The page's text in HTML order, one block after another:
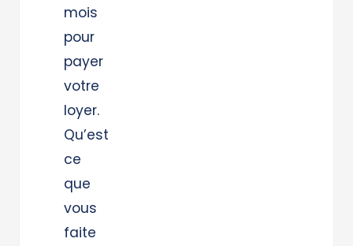
mois
pour
payer
votre
loyer.
Qu’est
ce
que
vous
faite